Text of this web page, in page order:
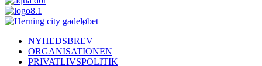
NYHEDSBREV
ORGANISATIONEN
PRIVATLIVSPOLITIK